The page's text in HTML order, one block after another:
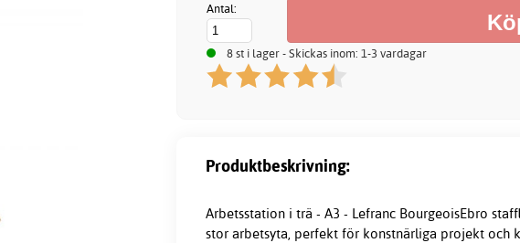
Antal:
8 st i lager - Skickas inom: 1-3 vardagar
Produktbeskrivning:
Arbetsstation i trä - A3 - Lefranc BourgeoisEbro
stor arbetsyta, perfekt för konstnärliga projekt och